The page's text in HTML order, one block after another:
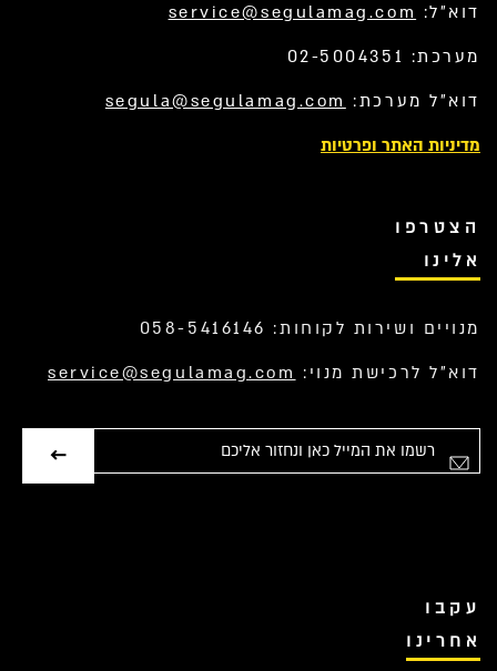
דוא”ל: service@segulamag.com
מערכת: 02-5004351
דוא”ל מערכת: segula@segulamag.com
מדיניות האתר ופרטיות
הצטרפו
אלינו
מנויים ושירות לקוחות: 058-5416146
דוא”ל לרכישת מנוי: service@segulamag.com
עקבו
אחרינו